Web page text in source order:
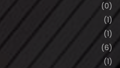
(0)
(1)
(1)
(6)
(1)